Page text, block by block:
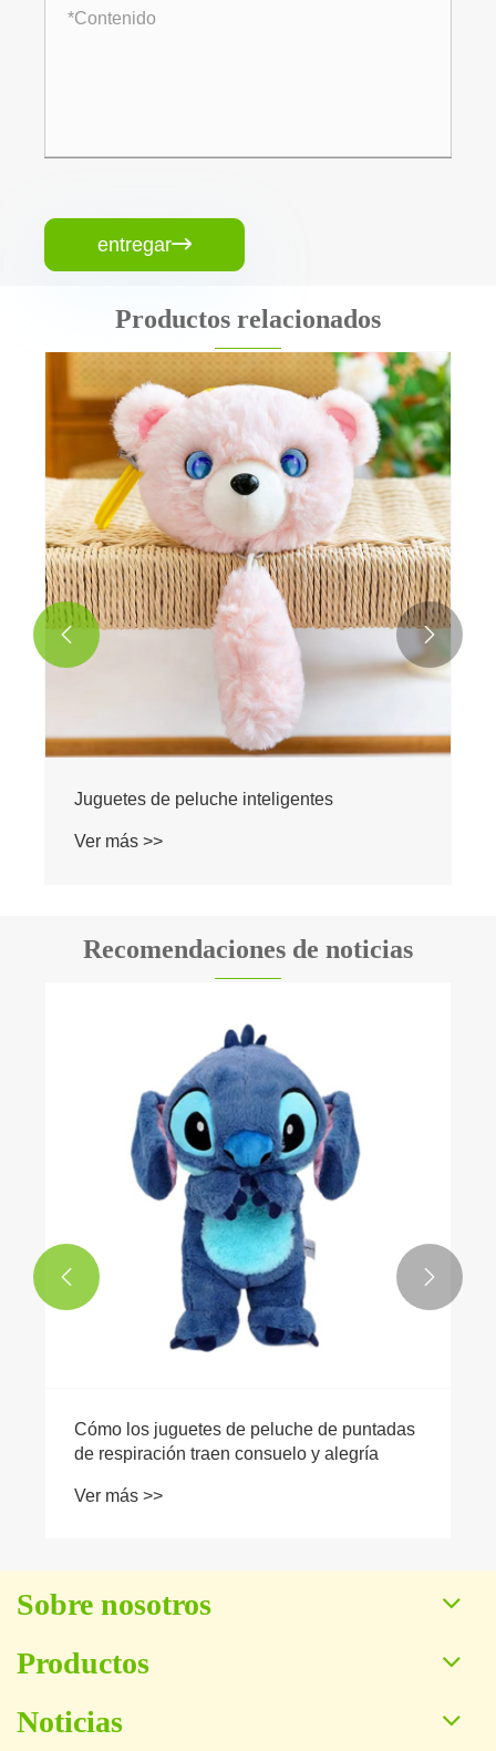
entregar
Productos relacionados
Juguetes de peluche inteligentes
Ver más >>
 
Recomendaciones de noticias
Cómo los juguetes de peluche de puntadas
de respiración traen consuelo y alegría
Ver más >>
 
Sobre nosotros
Productos
Noticias